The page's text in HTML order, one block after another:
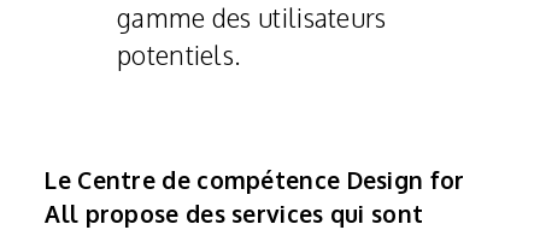
gamme des utilisateurs
potentiels.
Le Centre de compétence Design for
All propose des services qui sont